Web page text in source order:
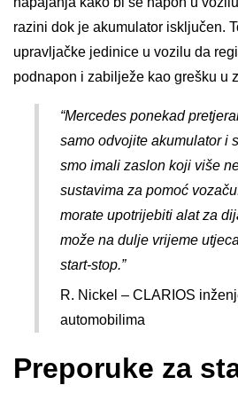
razini dok je akumulator isključen.
upravljačke jedinice u vozilu da
podnapon i zabilježe kao grešku u
“Mercedes ponekad
samo odvojite akumulator i
smo imali zaslon koji više
sustavima za pomoć
morate upotrijebiti alat za
može na dulje vrijeme
start-stop.”
R. Nickel – CLARIOS
automobilima
Preporuke za